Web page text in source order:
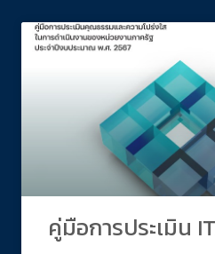
คู่มือการประเมิน